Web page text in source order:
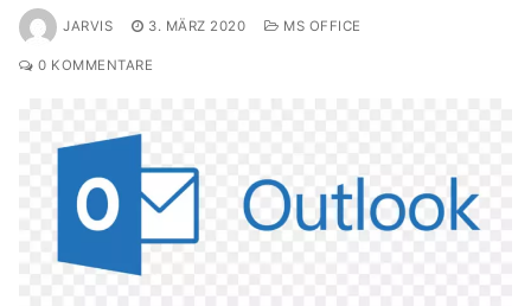
JARVIS 3. MÄRZ 2020 MS OFFICE
0 KOMMENTARE